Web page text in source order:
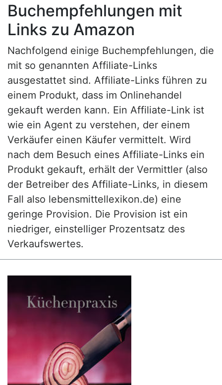
Buchempfehlungen mit
Links zu Amazon
Nachfolgend einige Buchempfehlungen, die
mit so genannten Affiliate-Links
ausgestattet sind. Affiliate-Links führen zu
einem Produkt, dass im Onlinehandel
gekauft werden kann. Ein Affiliate-Link ist
wie ein Agent zu verstehen, der einem
Verkäufer einen Käufer vermittelt. Wird
nach dem Besuch eines Affiliate-Links ein
Produkt gekauft, erhält der Vermittler (also
der Betreiber des Affiliate-Links, in diesem
Fall also lebensmittellexikon.de) eine
geringe Provision. Die Provision ist ein
niedriger, einstelliger Prozentsatz des
Verkaufswertes.